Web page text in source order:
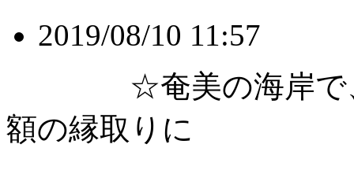
2019/08/10 11:57
☆奄美の海岸で、
額の縁取りに